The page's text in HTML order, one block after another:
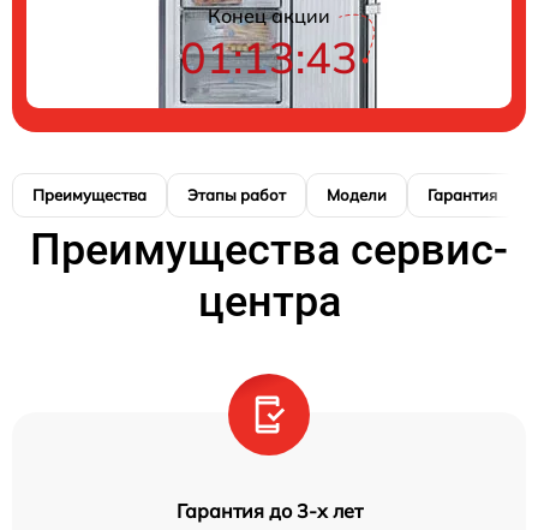
Конец акции
01:13:42
Преимущества Этапы работ Модели Гарантия
Преимущества сервис-
центра
Гарантия до 3-х лет